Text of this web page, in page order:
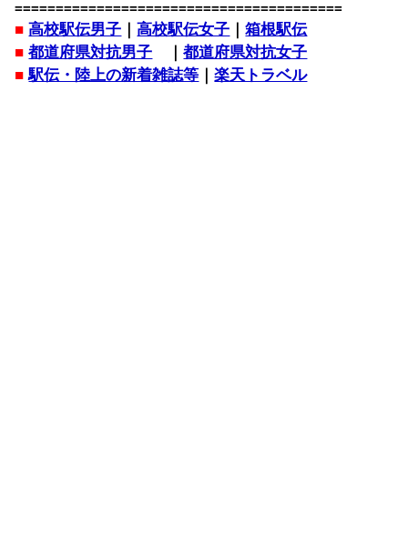
========================================
■ 高校駅伝男子 ｜高校駅伝女子 ｜箱根駅伝
■ 都道府県対抗男子 ｜都道府県対抗女子
■ 駅伝・陸上の新着雑誌等 ｜楽天トラベル